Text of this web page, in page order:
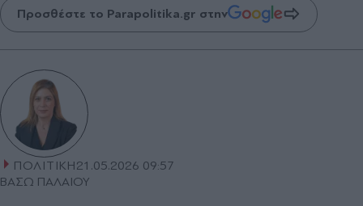
Προσθέστε το Parapolitika.gr στην
ΠΟΛΙΤΙΚΗ21.05.2026 09:57
ΒΑΣΩ ΠΑΛΑΙΟΥ